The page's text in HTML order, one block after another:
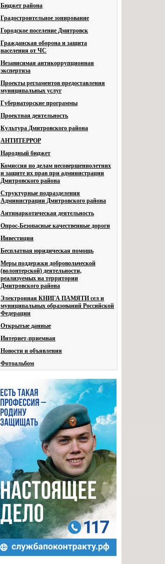
Бюджет района
Градостроительное зонирование
Городское поселение Дмитровск
Гражданская оборона и защита
населения от ЧС
Независимая антикоррупционная
экспертиза
Проекты регламентов предоставления
муниципальных услуг
Губернаторские программы
Проектная деятельность
Культура Дмитровского района
АНТИТЕРРОР
Народный бюджет
Комиссия по делам несовершеннолетних
и защите их прав при администрации
Дмитровского района
Структурные подразделения
Администрации Дмитровского района
Антинаркотическая деятельность
Опрос-Безопасные качественные дороги
Инвестиции
Бесплатная юридическая помощь
Меры поддержки добровольческой
(волонтерской) деятельности,
реализуемых на территории
Дмитровского района
Электронная КНИГА ПАМЯТИ сел и
муниципальных образований Российской
Федерации
Открытые данные
Интернет-приемная
Новости и объявления
Фотоальбом